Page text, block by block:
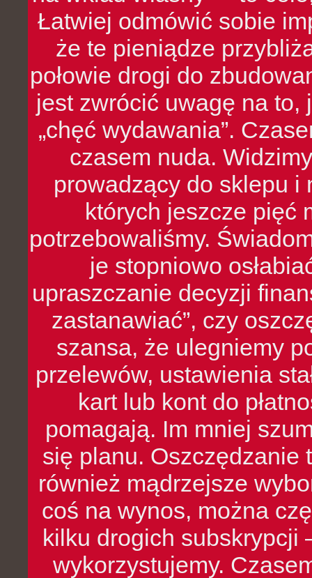
Łatwiej odmówić sobie
że te pieniądze
połowie drogi do
jest zwrócić uwagę na to,
„chęć wydawania”.
czasem nuda.
prowadzący do sklepu i
których jeszcze pięć
potrzebowaliśmy.
je stopniowo
upraszczanie decyzji
zastanawiać”, czy
szansa, że ulegniemy
przelewów, ustawienia
kart lub kont do
pomagają. Im mniej
się planu. Oszczędzanie
również mądrzejsze
coś na wynos, można
kilku drogich subskrypcji
wykorzystujemy.